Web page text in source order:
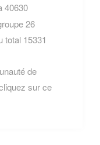
40630
26
15331
de
sur ce